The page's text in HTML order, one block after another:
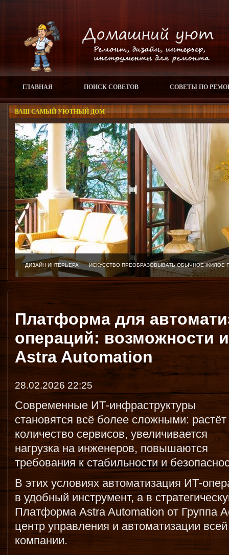
ГЛАВНАЯ ПОИСК СОВЕТОВ СОВЕТЫ ПО
ВАШ САМЫЙ УЮТНЫЙ ДОМ
ДИЗАЙН ИНТЕРЬЕРА ИСКУССТВО ПРЕОБРАЗОВЫВАТЬ ОБЫЧНОЕ
Платформа для
операций: возможности
Astra Automation
28.02.2026 22:25
Современные ИТ-инфраструктуры
становятся всё более сложными: растёт
количество сервисов, увеличивается
нагрузка на инженеров, повышаются
требования к стабильности и
В этих условиях автоматизация ИТ-
в удобный инструмент, а в
Платформа Astra Automation от Группа
центр управления и автоматизации
компании.